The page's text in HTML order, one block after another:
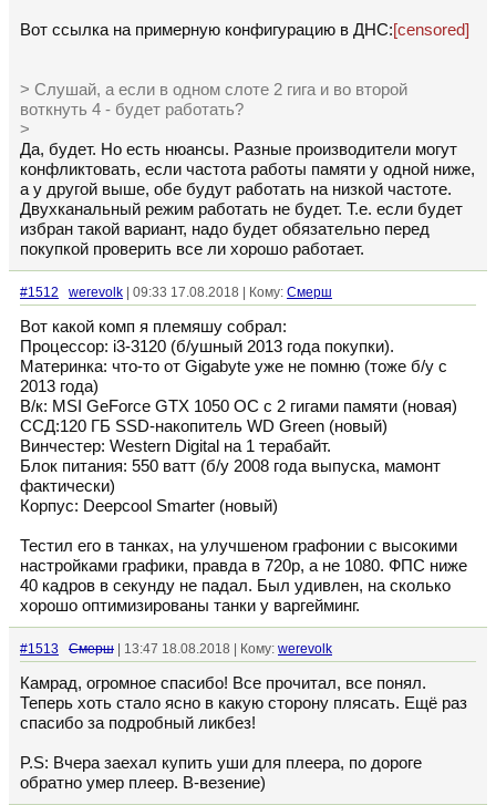
Вот ссылка на примерную конфигурацию в ДНС:[censored]
> Слушай, а если в одном слоте 2 гига и во второй
воткнуть 4 - будет работать?
>
Да, будет. Но есть нюансы. Разные производители могут
конфликтовать, если частота работы памяти у одной ниже,
а у другой выше, обе будут работать на низкой частоте.
Двухканальный режим работать не будет. Т.е. если будет
избран такой вариант, надо будет обязательно перед
покупкой проверить все ли хорошо работает.
#1512 werevolk | 09:33 17.08.2018 | Кому: Смерш
Вот какой комп я племяшу собрал:
Процессор: i3-3120 (б/ушный 2013 года покупки).
Материнка: что-то от Gigabyte уже не помню (тоже б/у с
2013 года)
В/к: MSI GeForce GTX 1050 OC с 2 гигами памяти (новая)
ССД:120 ГБ SSD-накопитель WD Green (новый)
Винчестер: Western Digital на 1 терабайт.
Блок питания: 550 ватт (б/у 2008 года выпуска, мамонт
фактически)
Корпус: Deepcool Smarter (новый)
Тестил его в танках, на улучшеном графонии с высокими
настройками графики, правда в 720p, а не 1080. ФПС ниже
40 кадров в секунду не падал. Был удивлен, на сколько
хорошо оптимизированы танки у варгейминг.
#1513 Смерш | 13:47 18.08.2018 | Кому: werevolk
Камрад, огромное спасибо! Все прочитал, все понял.
Теперь хоть стало ясно в какую сторону плясать. Ещё раз
спасибо за подробный ликбез!
P.S: Вчера заехал купить уши для плеера, по дороге
обратно умер плеер. В-везение)